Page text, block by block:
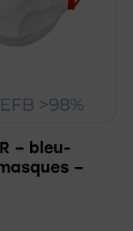
– bleu-
–